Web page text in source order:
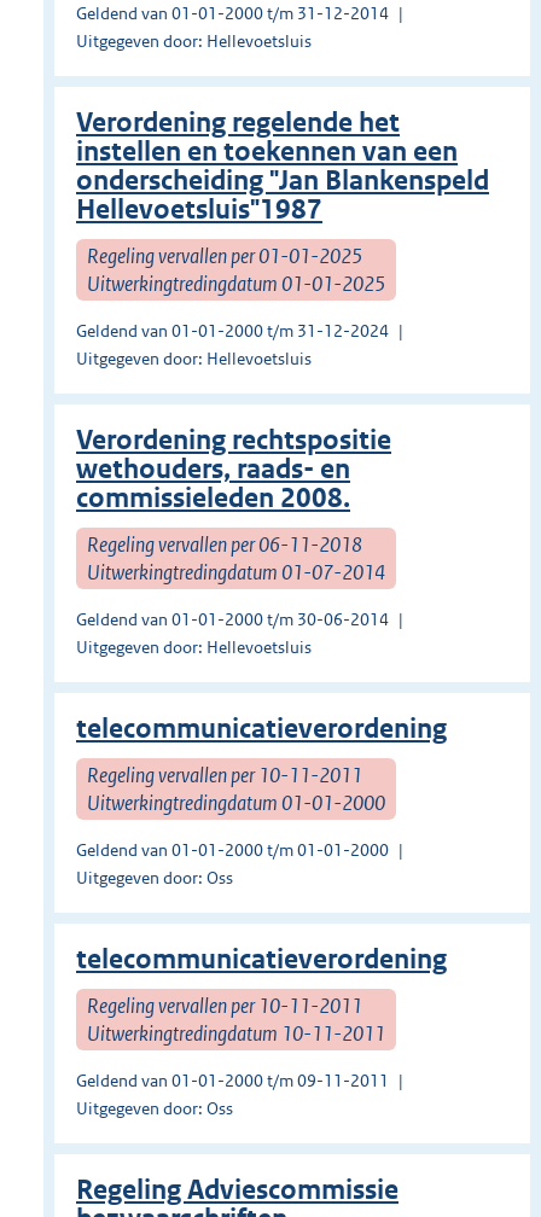
Geldend van 01-01-2000 t/m 31-12-2014
Uitgegeven door: Hellevoetsluis
Verordening regelende het
instellen en toekennen van een
onderscheiding "Jan Blankenspeld
Hellevoetsluis"1987
Regeling vervallen per 01-01-2025
Uitwerkingtredingdatum 01-01-2025
Geldend van 01-01-2000 t/m 31-12-2024
Uitgegeven door: Hellevoetsluis
Verordening rechtspositie
wethouders, raads- en
commissieleden 2008.
Regeling vervallen per 06-11-2018
Uitwerkingtredingdatum 01-07-2014
Geldend van 01-01-2000 t/m 30-06-2014
Uitgegeven door: Hellevoetsluis
telecommunicatieverordening
Regeling vervallen per 10-11-2011
Uitwerkingtredingdatum 01-01-2000
Geldend van 01-01-2000 t/m 01-01-2000
Uitgegeven door: Oss
telecommunicatieverordening
Regeling vervallen per 10-11-2011
Uitwerkingtredingdatum 10-11-2011
Geldend van 01-01-2000 t/m 09-11-2011
Uitgegeven door: Oss
Regeling Adviescommissie